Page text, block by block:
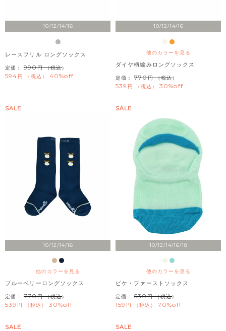
10/12/14/16
レースフリル ロングソックス
定価： 990 （税込）
594 税込 40%off
10/12/14/16
他のカラーを見る
ダイヤ柄編みロングソックス
定価： 770 （税込）
539 税込 30%off
10/12/14/16
他のカラーを見る
SALE
ブルーベリーロングソックス
定価： 770 （税込）
539 税込 30%off
10/12/14/16/18
他のカラーを見る
SALE
ピケ・ファーストソックス
定価： 530 （税込）
159 税込 70%off
SALE SALE